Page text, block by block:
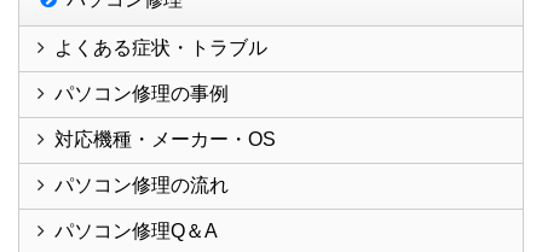
よくある症状・トラブル
パソコン修理の事例
対応機種・メーカー・OS
パソコン修理の流れ
パソコン修理Q＆A